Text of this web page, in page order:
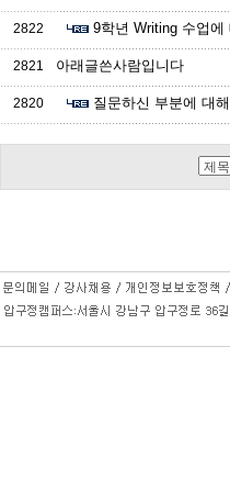
2822 9학년 Writing 수업에
2821 아래글쓴사람입니다
2820 질문하신 부분에 대